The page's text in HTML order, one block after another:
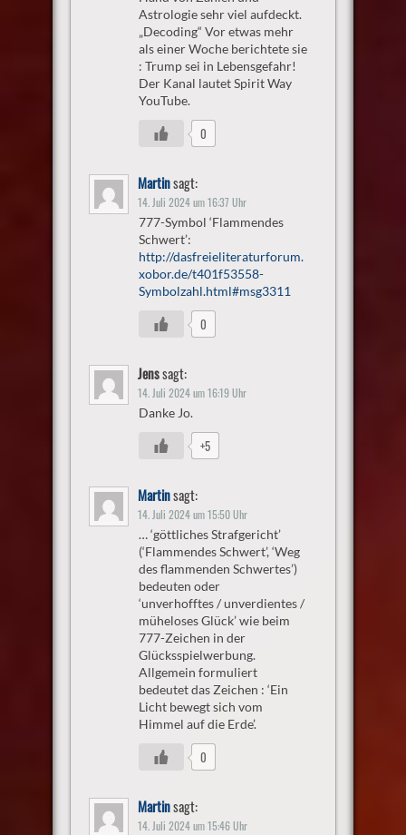
Astrologie sehr viel aufdeckt.
„Decoding“ Vor etwas mehr
als einer Woche berichtete sie
: Trump sei in Lebensgefahr!
Der Kanal lautet Spirit Way
YouTube.
0
Martinsagt:
14. Juli 2024 um 16:37 Uhr
777-Symbol ‘Flammendes
Schwert’:
http://dasfreieliteraturforum.
xobor.de/t401f53558-
Symbolzahl.html#msg3311
0
Jenssagt:
14. Juli 2024 um 16:19 Uhr
Danke Jo.
+5
Martinsagt:
14. Juli 2024 um 15:50 Uhr
… ‘göttliches Strafgericht’
(‘Flammendes Schwert’, ‘Weg
des flammenden Schwertes’)
bedeuten oder
‘unverhofftes / unverdientes /
müheloses Glück’ wie beim
777-Zeichen in der
Glücksspielwerbung.
Allgemein formuliert
bedeutet das Zeichen : ‘Ein
Licht bewegt sich vom
Himmel auf die Erde’.
0
Martinsagt:
14. Juli 2024 um 15:46 Uhr